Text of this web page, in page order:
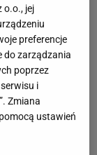
o.o., jej
preferencje
do zarządzania
poprzez
i
Zmiana
ustawień